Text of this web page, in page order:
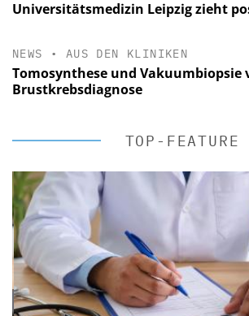
Universitätsmedizin Leipzig zieht
NEWS • AUS DEN KLINIKEN
Tomosynthese und Vakuumbiopsie
Brustkrebsdiagnose
TOP-FEATURE